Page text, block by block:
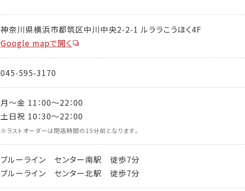
神奈川県横浜市都筑区中川中央2-2-1 ルララこうほく4F
Google mapで開く
045-595-3170
月～金 11：00～22：00
土日祝 10：30～22：00
※ラストオーダーは閉店時間の15分前となります。
ブルーライン センター南駅 徒歩7分
ブルーライン センター北駅 徒歩7分